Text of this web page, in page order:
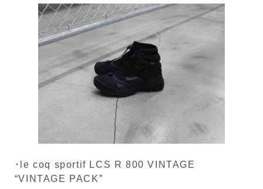
･le coq sportif LCS R 800 VINTAGE
“VINTAGE PACK”